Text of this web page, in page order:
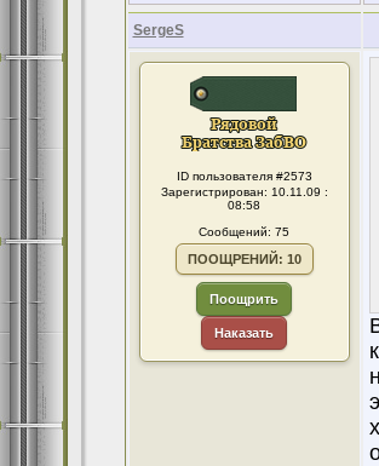
SergeS
ID пользователя #2573
Зарегистрирован: 10.11.09 :
08:58
Сообщений: 75
ПООЩРЕНИЙ: 10
Поощрить
Наказать